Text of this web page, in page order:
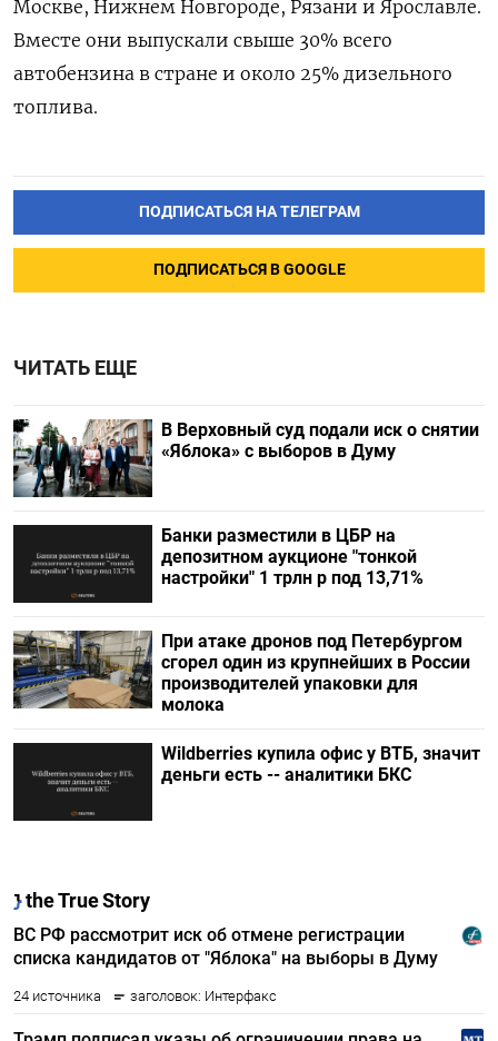
Москве, Нижнем Новгороде, Рязани ‌и Ярославле.
Вместе они выпускали свыше 30% всего
автобензина в стране и около 25% дизельного
топлива.
ПОДПИСАТЬСЯ НА ТЕЛЕГРАМ
ПОДПИСАТЬСЯ В GOOGLE
ЧИТАТЬ ЕЩЕ
В Верховный суд подали иск о снятии
«Яблока» с выборов в Думу
Банки разместили в ЦБР на
депозитном аукционе "тонкой
настройки" 1 трлн р под 13,71%
При атаке дронов под Петербургом
сгорел один из крупнейших в России
производителей упаковки для
молока
Wildberries купила офис у ВТБ, значит
деньги есть -- аналитики БКС